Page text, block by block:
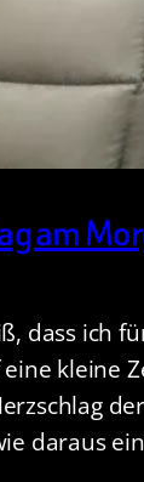
am
dass ich
kleine
daraus